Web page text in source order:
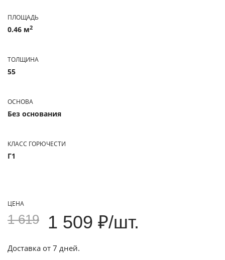
ПЛОЩАДЬ
0.46 м2
ТОЛЩИНА
55
ОСНОВА
Без основания
КЛАСС ГОРЮЧЕСТИ
Г1
ЦЕНА
1 619 1 509 ₽/шт.
Доставка от 7 дней.